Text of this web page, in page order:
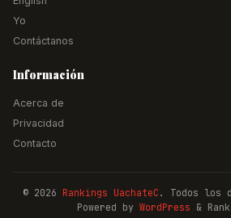
Yo
Contáctanos
Información
Acerca de
Privacidad
Contacto
© 2026 Rankings UachateC . Todos los
Powered by WordPress &